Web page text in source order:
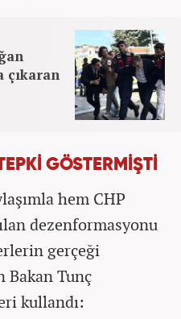
çıkaran
GÖSTERMİŞTİ
hem CHP
dezenformasyonu
gerçeği
Bakan Tunç
kullandı: